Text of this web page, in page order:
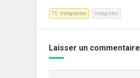
11- Intégration Intégrales
Laisser un commentaire